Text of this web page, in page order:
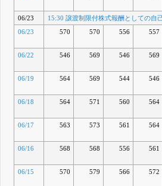
06/23
15:30 譲渡制限付株式報酬としての自
06/23
570 570 556 557
06/22 546 569 546 569
06/19
564 569 544 546
06/18 564 571 560 564
06/17 563 573 561 564
06/16 568 568 556 561
06/15 570 579 566 572